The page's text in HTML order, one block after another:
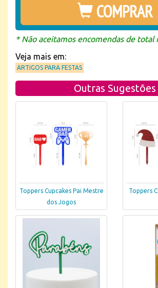
COMPRAR
* Não aceitamos encomendas de total
Veja mais em:
ARTIGOS PARA FESTAS
Outras Sugestões
Toppers Cupcakes Pai Mestre
dos Jogos
Toppers